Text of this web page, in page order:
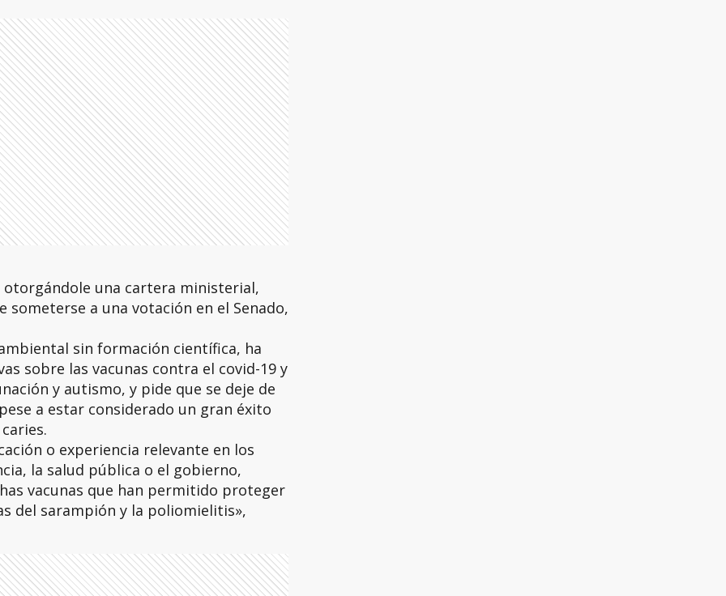
una cartera ministerial,
a una votación en el Senado,
sin formación científica, ha
sobre las vacunas contra el covid-19 y
y autismo, y pide que se deje de
a estar considerado un gran éxito
o experiencia relevante en los
la salud pública o el gobierno,
vacunas que han permitido proteger
del sarampión y la poliomielitis»,